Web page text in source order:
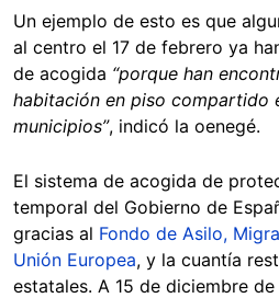
Un ejemplo de esto es que
al centro el 17 de febrero ya
de acogida “porque han
habitación en piso compartido
municipios”, indicó la oenegé.
El sistema de acogida de
temporal del Gobierno de
gracias al Fondo de Asilo,
Unión Europea, y la cuantía
estatales. A 15 de diciembre